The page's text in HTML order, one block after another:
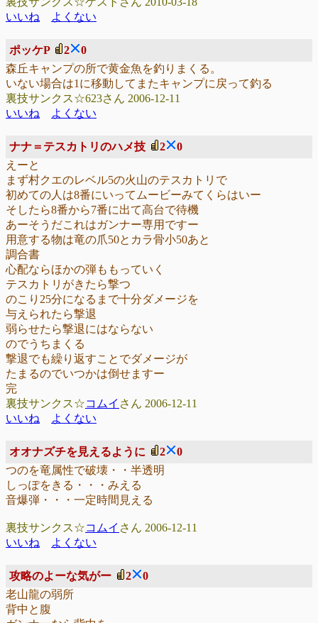
いいね
よくない
ポッケP 2
0
森丘キャンプの所で黄金魚を釣りまくる。
いない場合は1に移動してまたキャンプに戻って釣る
裏技サンクス☆623さん 2006-12-11
いいね
よくない
ナナ＝テスカトリのハメ技 2
0
えーと
まず村クエのレベル5の火山のテスカトリで
初めての人は8番にいってムービーみてくらはいー
そしたら8番から7番に出て高台で待機
あーそうだこれはガンナー専用ですー
用意する物は竜の爪50とカラ骨小50あと
調合書
心配ならほかの弾ももっていく
テスカトリがきたら撃つ
のこり25分になるまで十分ダメージを
与えられたら撃退
弱らせたら撃退にはならない
のでうちまくる
撃退でも繰り返すことでダメージが
たまるのでいつかは倒せますー
完
裏技サンクス☆コムイ さん 2006-12-11
いいね
よくない
オオナズチを見えるように 2
0
つのを竜属性で破壊・・半透明
しっぽをきる・・・みえる
音爆弾・・・一定時間見える
裏技サンクス☆コムイ さん 2006-12-11
いいね
よくない
攻略のよーな気がー 2
0
老山龍の弱所
背中と腹